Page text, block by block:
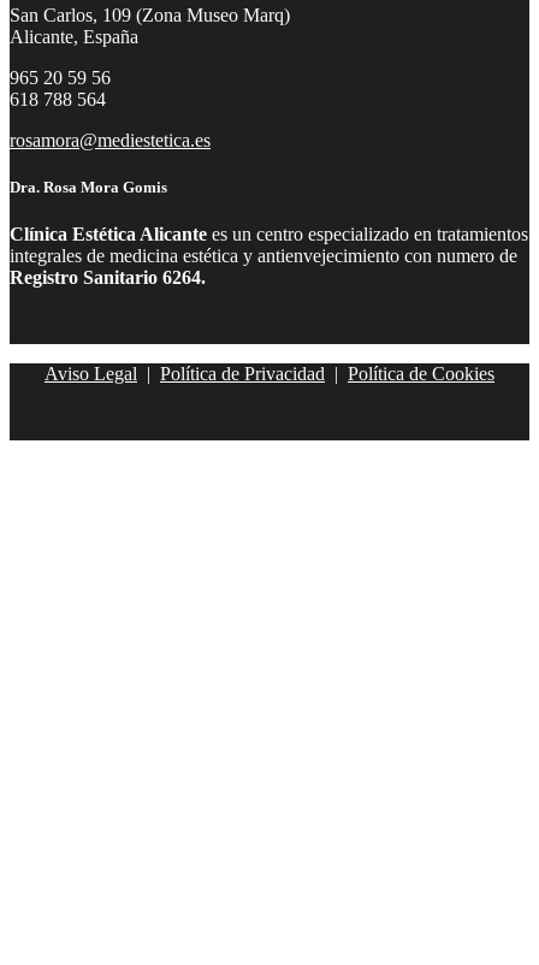
San Carlos, 109 (Zona Museo Marq)
Alicante, España
965 20 59 56
618 788 564
rosamora@mediestetica.es
Dra. Rosa Mora Gomis
Clínica Estética Alicante es un centro especializado en tratamientos
integrales de medicina estética y antienvejecimiento con numero de
Registro Sanitario 6264.
Aviso Legal | Política de Privacidad | Política de Cookies